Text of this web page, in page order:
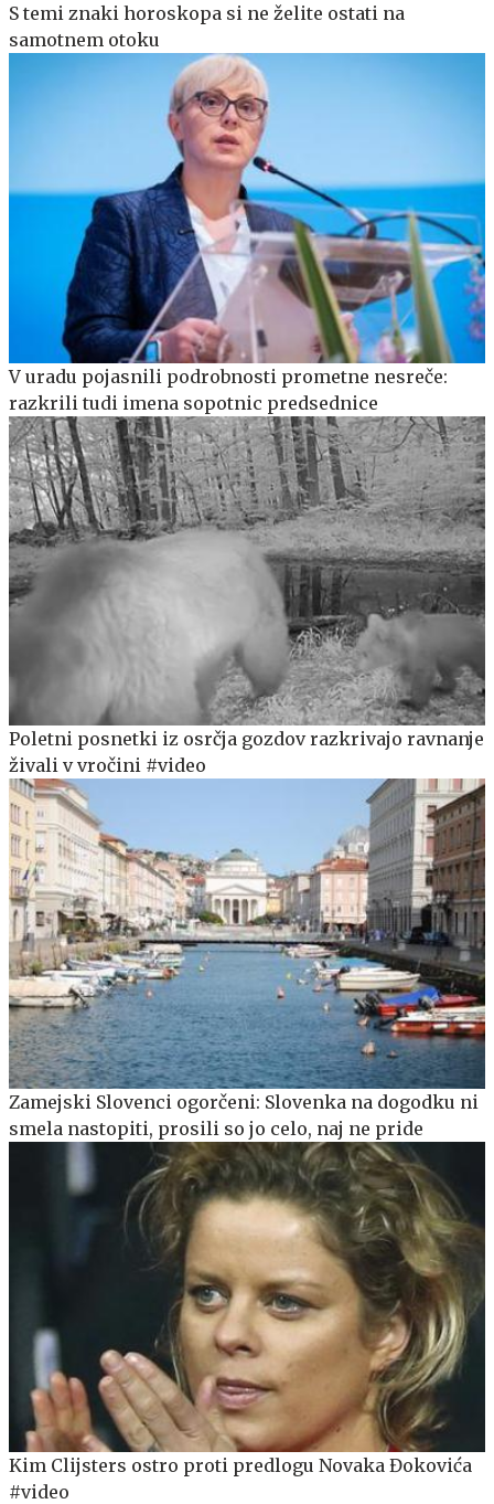
S temi znaki horoskopa si ne želite ostati na
samotnem otoku
V uradu pojasnili podrobnosti prometne nesreče:
razkrili tudi imena sopotnic predsednice
Poletni posnetki iz osrčja gozdov razkrivajo ravnanje
živali v vročini #video
Zamejski Slovenci ogorčeni: Slovenka na dogodku ni
smela nastopiti, prosili so jo celo, naj ne pride
Kim Clijsters ostro proti predlogu Novaka Đokovića
#video